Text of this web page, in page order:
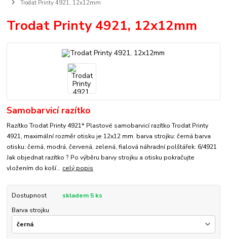
Trodat Printy 4921, 12x12mm
Trodat Printy 4921, 12x12mm
Samobarvicí razítko
Razítko Trodat Printy 4921* Plastové samobarvicí razítko Trodat Printy
4921, maximální rozměr otisku je 12x12 mm. barva strojku: černá barva
otisku: černá, modrá, červená, zelená, fialová náhradní polštářek: 6/4921
Jak objednat razítko ? Po výběru barvy strojku a otisku pokračujte
vložením do koší... celý popis
Dostupnost
skladem 5 ks
Barva strojku